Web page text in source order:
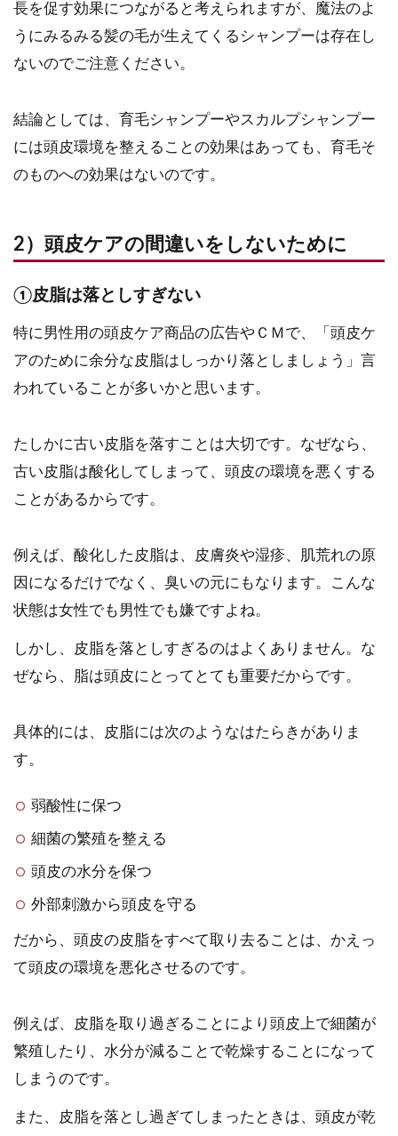
長を促す効果につながると考えられますが、魔法のよ
うにみるみる髪の毛が生えてくるシャンプーは存在し
ないのでご注意ください。
結論としては、育毛シャンプーやスカルプシャンプー
には頭皮環境を整えることの効果はあっても、育毛そ
のものへの効果はないのです。
2）頭皮ケアの間違いをしないために
①皮脂は落としすぎない
特に男性用の頭皮ケア商品の広告やＣＭで、「頭皮ケ
アのために余分な皮脂はしっかり落としましょう」言
われていることが多いかと思います。
たしかに古い皮脂を落すことは大切です。なぜなら、
古い皮脂は酸化してしまって、頭皮の環境を悪くする
ことがあるからです。
例えば、酸化した皮脂は、皮膚炎や湿疹、肌荒れの原
因になるだけでなく、臭いの元にもなります。こんな
状態は女性でも男性でも嫌ですよね。
しかし、皮脂を落としすぎるのはよくありません。な
ぜなら、脂は頭皮にとってとても重要だからです。
具体的には、皮脂には次のようなはたらきがありま
す。
弱酸性に保つ
細菌の繁殖を整える
頭皮の水分を保つ
外部刺激から頭皮を守る
だから、頭皮の皮脂をすべて取り去ることは、かえっ
て頭皮の環境を悪化させるのです。
例えば、皮脂を取り過ぎることにより頭皮上で細菌が
繁殖したり、水分が減ることで乾燥することになって
しまうのです。
また、皮脂を落とし過ぎてしまったときは、頭皮が乾